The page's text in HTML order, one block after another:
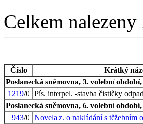
Celkem nalezeny
Číslo
Krátký
Poslanecká sněmovna, 3. volební období,
1219/0 Pís. interpel. -stavba čističky
Poslanecká sněmovna, 6. volební období,
943/0 Novela z. o nakládání s těžebním